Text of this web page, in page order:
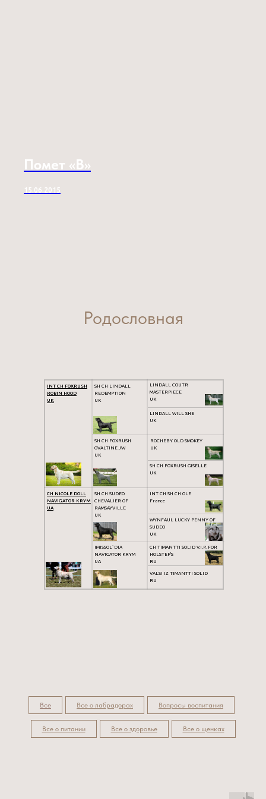
Помет «B»
15.06.2015
Родословная
INT CH FOXRUSH
ROBIN HOOD
UK
CH NICOLE DOLL
NAVIGATOR KRYM
UA
SH CH LINDALL
REDEMPTION
UK
SH CH FOXRUSH
OVALTINE JW
UK
SH CH SUDEO
CHEVALIER OF
RAMSAYVILLE
UK
IMISSOL`DIA
NAVIGATOR KRYM
UA
LINDALL COUTR
MASTERPIECE
UK
LINDALL WILL SHE
UK
SH CH FOXRUSH GISELLE
UK
INT CH SH CH OLE
France
WYNFAUL LUCKY PENNY OF
SUDEO
UK
CH TIMANTTI SOLID V.I.P. FOR
HOLSTEP'S
RU
VALSI IZ TIMANTTI SOLID
RU
ROCHEBY OLD SMOKEY
UK
Все Все о лабрадорах Вопросы воспитания
Все о питании Все о здоровье Все о щенках